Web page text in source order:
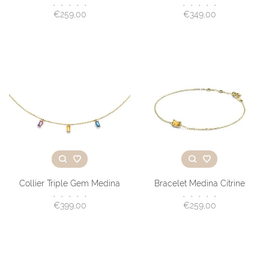
• • • • •
€259,00
• • • • •
€349,00
Collier Triple Gem Medina
• • • • •
€399,00
Bracelet Medina Citrine
• • • • •
€259,00